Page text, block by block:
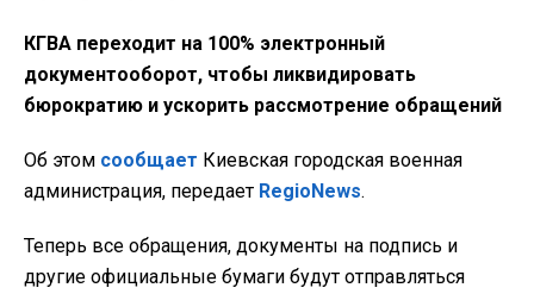
КГВА переходит на 100% электронный
документооборот, чтобы ликвидировать
бюрократию и ускорить рассмотрение обращений
Об этом сообщает Киевская городская военная
администрация, передает RegioNews.
Теперь все обращения, документы на подпись и
другие официальные бумаги будут отправляться